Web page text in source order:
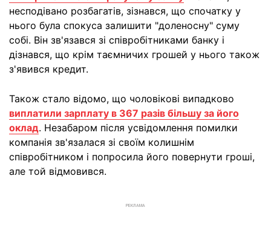
несподівано розбагатів, зізнався, що спочатку у
нього була спокуса залишити "доленосну" суму
собі. Він зв'язався зі співробітниками банку і
дізнався, що крім таємничих грошей у нього також
з'явився кредит.
Також стало відомо, що чоловікові випадково
виплатили зарплату в 367 разів більшу за його
оклад. Незабаром після усвідомлення помилки
компанія зв'язалася зі своїм колишнім
співробітником і попросила його повернути гроші,
але той відмовився.
РЕКЛАМА